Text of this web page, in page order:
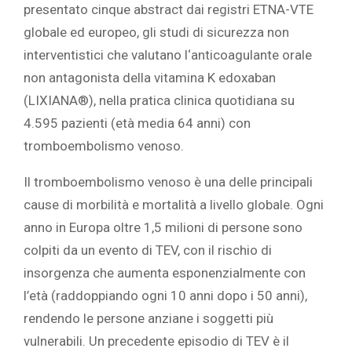
presentato cinque abstract dai registri ETNA-VTE
globale ed europeo, gli studi di sicurezza non
interventistici che valutano l‘anticoagulante orale
non antagonista della vitamina K edoxaban
(LIXIANA®), nella pratica clinica quotidiana su
4.595 pazienti (età media 64 anni) con
tromboembolismo venoso.
Il tromboembolismo venoso è una delle principali
cause di morbilità e mortalità a livello globale. Ogni
anno in Europa oltre 1,5 milioni di persone sono
colpiti da un evento di TEV, con il rischio di
insorgenza che aumenta esponenzialmente con
l’età (raddoppiando ogni 10 anni dopo i 50 anni),
rendendo le persone anziane i soggetti più
vulnerabili. Un precedente episodio di TEV è il